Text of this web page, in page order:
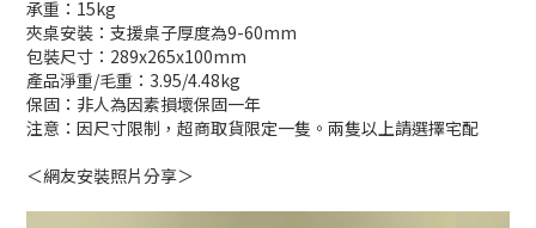
承重：15kg
夾桌安裝：支援桌子厚度為9-60mm
包裝尺寸：289x265x100mm
產品淨重/毛重：3.95/4.48kg
保固：非人為因素損壞保固一年
注意：因尺寸限制，超商取貨限定一隻。兩隻以上請選擇宅配
＜網友安裝照片分享＞